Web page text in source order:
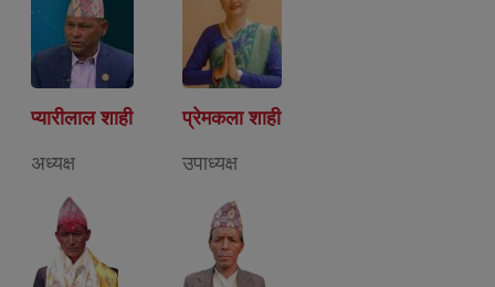
प्यारीलाल शाही
अध्यक्ष
प्रेमकला शाही
उपाध्यक्ष